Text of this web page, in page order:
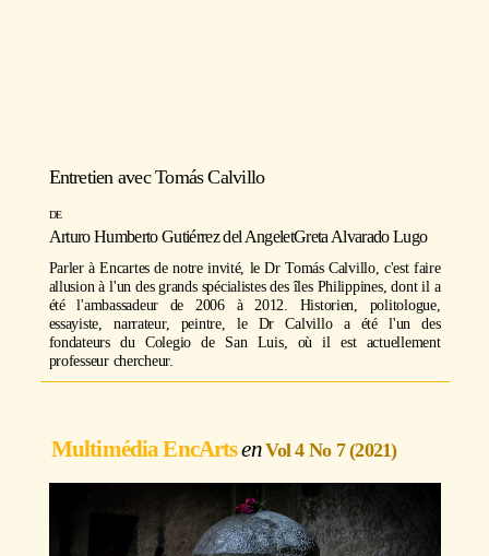
https://youtu.be/zezZbbTQ96Q
Entretien avecTomás Calvillo
Arturo Humberto Gutiérrez del AngeletGreta Alvarado Lugo
Parler à Encartes de notre invité, le Dr Tomás Calvillo, c'est faire
allusion à l'un des grands spécialistes des îles Philippines, dont il a
été l'ambassadeur de 2006 à 2012. Historien, politologue,
essayiste, narrateur, peintre, le Dr Calvillo a été l'un des
fondateurs du Colegio de San Luis, où il est actuellement
professeur chercheur.
Multimédia EncArts Vol 4 No 7 (2021)